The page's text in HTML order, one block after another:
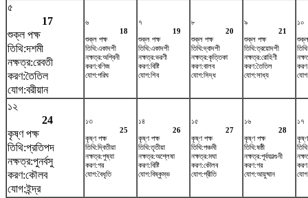
৫
17
শুক্ল পক্ষ
তিথি:দশমী
নক্ষত্র:রেবতী
করণ:তৈতিল
যোগ:বরীয়ান
৬
18
শুক্ল পক্ষ
তিথি:একাদশী
নক্ষত্র:অশ্বিনী
করণ:বণিজ
যোগ:পরিঘ
৭
19
শুক্ল পক্ষ
তিথি:একাদশী
নক্ষত্র:ভরণী
করণ:বিষ্টি
যোগ:শিব
৮
20
শুক্ল পক্ষ
তিথি:দ্বাদশী
নক্ষত্র:কৃত্তিকা
করণ:বালব
যোগ:সিদ্ধ
৯
21
শুক্ল পক্ষ
তিথি:ত্রয়োদশী
নক্ষত্র:রোহিণী
করণ:তৈতিল
যোগ:সাধ্য
১০
১২
24
কৃষ্ণ পক্ষ
তিথি:প্রতিপদ
নক্ষত্র:পুনর্বসু
করণ:কৌলব
যোগ:ইন্দ্র
১৩
25
কৃষ্ণ পক্ষ
তিথি:দ্বিতীয়া
নক্ষত্র:পুষ্যা
করণ:গর
যোগ:বৈধৃতি
১৪
26
কৃষ্ণ পক্ষ
তিথি:তৃতীয়া
নক্ষত্র:অশ্লেষা
করণ:বিষ্টি
যোগ:বিষ্কুম্ভ
১৫
27
কৃষ্ণ পক্ষ
তিথি:পঞ্চমী
নক্ষত্র:মঘা
করণ:কৌলব
যোগ:প্রীতি
১৬
28
কৃষ্ণ পক্ষ
তিথি:ষষ্ঠী
নক্ষত্র:পূর্বফাল্গুনী
করণ:গর
যোগ:আয়ুষ্মান
১৭